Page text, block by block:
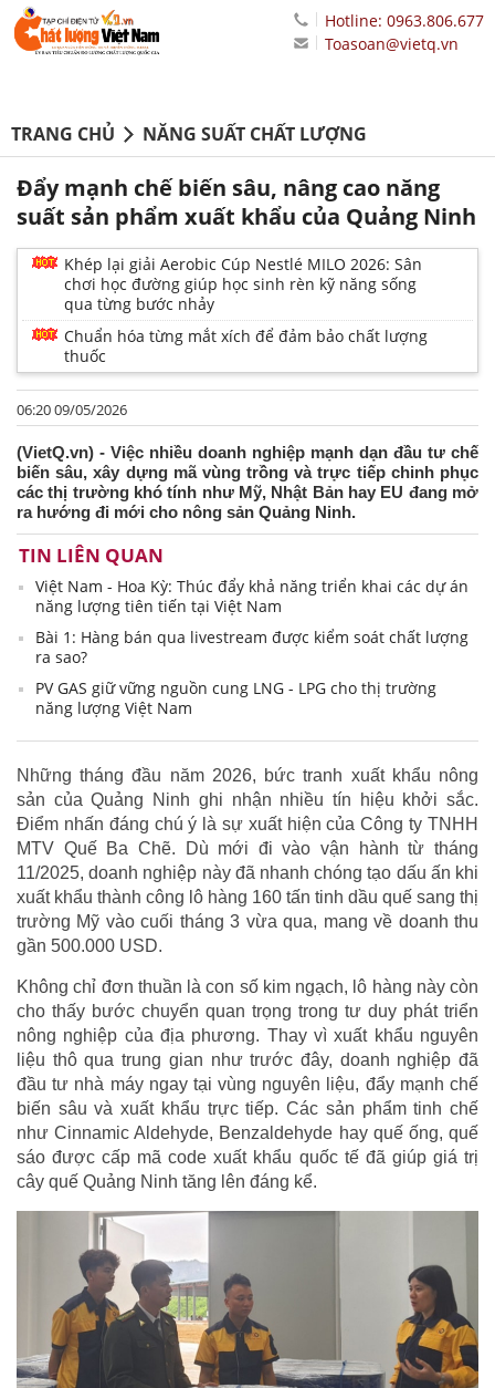
Hotline: 0963.806.677
Toasoan@vietq.vn
TRANG CHỦ NĂNG SUẤT CHẤT LƯỢNG
Đẩy mạnh chế biến sâu, nâng cao năng
suất sản phẩm xuất khẩu của Quảng Ninh
Khép lại giải Aerobic Cúp Nestlé MILO 2026: Sân
chơi học đường giúp học sinh rèn kỹ năng sống
qua từng bước nhảy
Chuẩn hóa từng mắt xích để đảm bảo chất lượng
thuốc
06:20 09/05/2026
(VietQ.vn) - Việc nhiều doanh nghiệp mạnh dạn đầu tư chế
biến sâu, xây dựng mã vùng trồng và trực tiếp chinh phục
các thị trường khó tính như Mỹ, Nhật Bản hay EU đang mở
ra hướng đi mới cho nông sản Quảng Ninh.
TIN LIÊN QUAN
Việt Nam - Hoa Kỳ: Thúc đẩy khả năng triển khai các dự án
năng lượng tiên tiến tại Việt Nam
Bài 1: Hàng bán qua livestream được kiểm soát chất lượng
ra sao?
PV GAS giữ vững nguồn cung LNG - LPG cho thị trường
năng lượng Việt Nam
Những tháng đầu năm 2026, bức tranh xuất khẩu nông
sản của Quảng Ninh ghi nhận nhiều tín hiệu khởi sắc.
Điểm nhấn đáng chú ý là sự xuất hiện của Công ty TNHH
MTV Quế Ba Chẽ. Dù mới đi vào vận hành từ tháng
11/2025, doanh nghiệp này đã nhanh chóng tạo dấu ấn khi
xuất khẩu thành công lô hàng 160 tấn tinh dầu quế sang thị
trường Mỹ vào cuối tháng 3 vừa qua, mang về doanh thu
gần 500.000 USD.
Không chỉ đơn thuần là con số kim ngạch, lô hàng này còn
cho thấy bước chuyển quan trọng trong tư duy phát triển
nông nghiệp của địa phương. Thay vì xuất khẩu nguyên
liệu thô qua trung gian như trước đây, doanh nghiệp đã
đầu tư nhà máy ngay tại vùng nguyên liệu, đẩy mạnh chế
biến sâu và xuất khẩu trực tiếp. Các sản phẩm tinh chế
như Cinnamic Aldehyde, Benzaldehyde hay quế ống, quế
sáo được cấp mã code xuất khẩu quốc tế đã giúp giá trị
cây quế Quảng Ninh tăng lên đáng kể.